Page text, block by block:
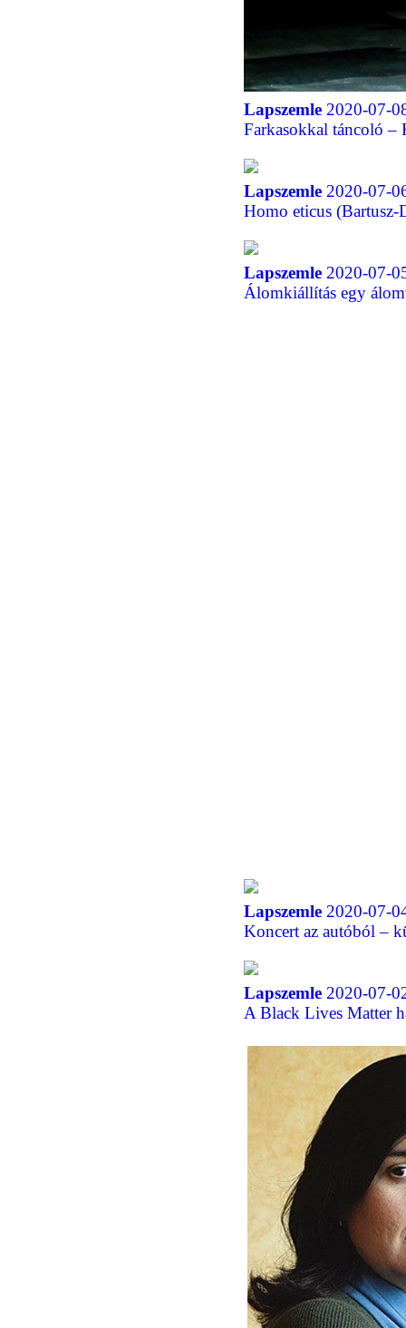
Lapszemle 2020-07-
Farkasokkal táncoló
Lapszemle 2020-07-
Homo eticus (Bartusz-
Lapszemle 2020-07-
Álomkiállítás egy
Lapszemle 2020-07-
Koncert az autóból –
Lapszemle 2020-07-
A Black Lives Matter